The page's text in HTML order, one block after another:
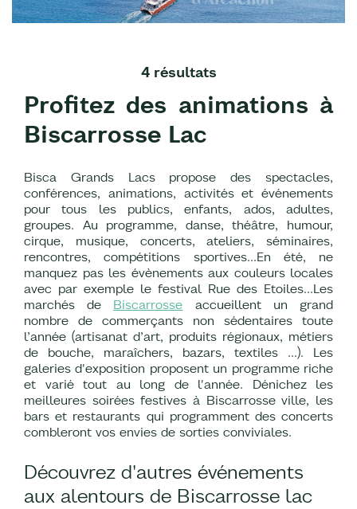
4 résultats
Profitez des animations à
Biscarrosse Lac
Bisca Grands Lacs propose des spectacles,
conférences, animations, activités et événements
pour tous les publics, enfants, ados, adultes,
groupes. Au programme, danse, théâtre, humour,
cirque, musique, concerts, ateliers, séminaires,
rencontres, compétitions sportives…En été, ne
manquez pas les évènements aux couleurs locales
avec par exemple le festival Rue des Etoiles…Les
marchés de Biscarrosse accueillent un grand
nombre de commerçants non sédentaires toute
l’année (artisanat d’art, produits régionaux, métiers
de bouche, maraîchers, bazars, textiles …). Les
galeries d'exposition proposent un programme riche
et varié tout au long de l'année. Dénichez les
meilleures soirées festives à Biscarrosse ville, les
bars et restaurants qui programment des concerts
combleront vos envies de sorties conviviales.
Découvrez d'autres événements
aux alentours de Biscarrosse lac